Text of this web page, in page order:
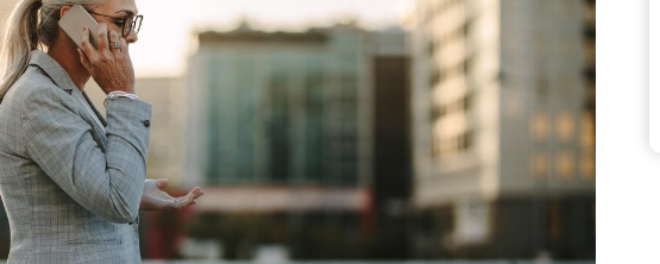
Comment oublier les
écrans en vacances ?
Toujours connectés :
comment le travail
empiète de plus en plus
sur nos soirées
Chikungunya, dengue,
West Nile : que se passe-
t-il dans le sud de la
France ?
Les médicaments GLP-1
protègent-ils aussi les os
?